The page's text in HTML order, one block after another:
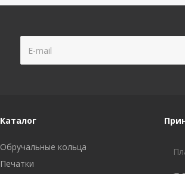
Каталог
Обручальные кольца
Печатки